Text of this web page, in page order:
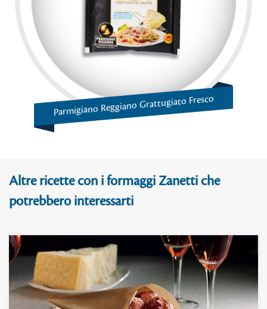
Parmigiano Reggiano Grattugiato Fresco
Altre ricette con i formaggi Zanetti che
potrebbero interessarti